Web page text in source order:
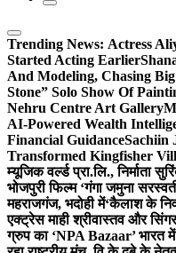
Trending News: Actress
Started Acting Earlier
And Modeling, Chasing
Stone” Solo Show Of
Nehru Centre Art Gallery
AI-Powered Wealth
Financial GuidanceSachiin
Transformed Kingfisher
म्यूजिक वर्ल्ड प्रा.लि., निर्माता
भोजपुरी फिल्म ‘गंगा जमुना
महराजगंज, भदोही में‘कैलाश के
एक्ट्रेस माही श्रीवास्तव और
ग्रुप का ‘NPA Bazaar’ भारत